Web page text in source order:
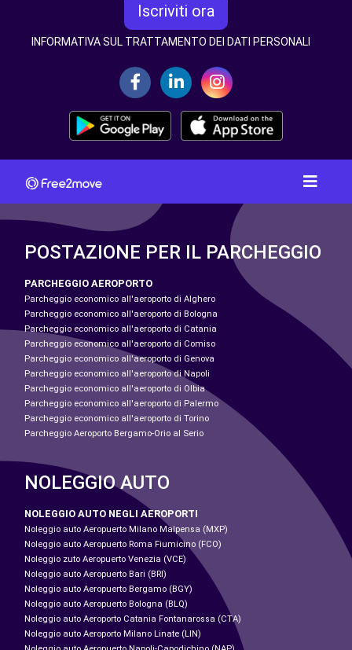
Iscriviti ora
INFORMATIVA SUL TRATTAMENTO DEI DATI PERSONALI
POSTAZIONE PER IL PARCHEGGIO
PARCHEGGIO AEROPORTO
Parcheggio economico all'aeroporto di Alghero
Parcheggio economico all'aeroporto di Bologna
Parcheggio economico all'aeroporto di Catania
Parcheggio economico all'aeroporto di Comiso
Parcheggio economico all'aeroporto di Genova
Parcheggio economico all'aeroporto di Napoli
Parcheggio economico all'aeroporto di Olbia
Parcheggio economico all'aeroporto di Palermo
Parcheggio economico all'aeroporto di Torino
Parcheggio Aeroporto Bergamo-Orio al Serio
NOLEGGIO AUTO
NOLEGGIO AUTO NEGLI AEROPORTI
Noleggio auto Aeropuerto Milano Malpensa (MXP)
Noleggio auto Aeropuerto Roma Fiumicino (FCO)
Noleggio zuto Aeropuerto Venezia (VCE)
Noleggio auto Aeropuerto Bari (BRI)
Noleggio auto Aeropuerto Bergamo (BGY)
Noleggio auto Aeropuerto Bologna (BLQ)
Noleggio auto Aeroporto Catania Fontanarossa (CTA)
Noleggio auto Aeroporto Milano Linate (LIN)